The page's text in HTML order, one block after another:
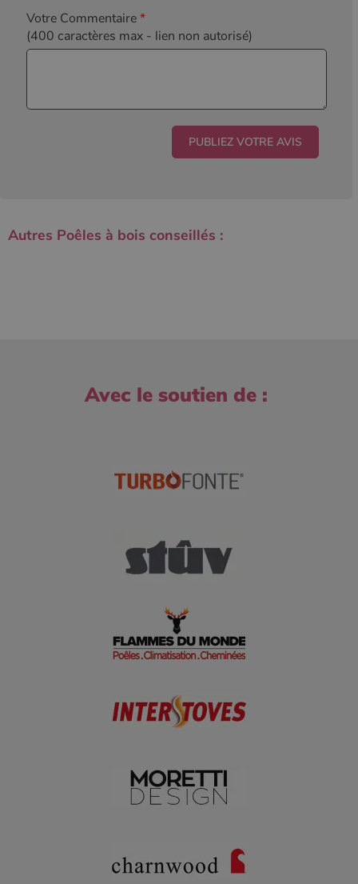
Votre Commentaire*
(400 caractères max - lien non autorisé)
Autres Poêles à bois conseillés :
Avec le soutien de :